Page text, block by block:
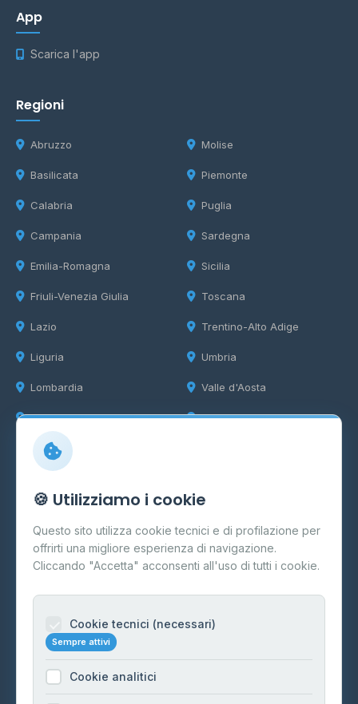
App
Scarica l'app
Regioni
Abruzzo
Basilicata
Calabria
Campania
Emilia-Romagna
Friuli-Venezia Giulia
Lazio
Liguria
Lombardia
Marche
Molise
Piemonte
Puglia
Sardegna
Sicilia
Toscana
Trentino-Alto Adige
Umbria
Valle d'Aosta
Veneto
Info
Cos'è il GPL
FAQ
Contatti
Informazioni legali
Cookie Policy
🍪 Utilizziamo i cookie
Questo sito utilizza cookie tecnici e di profilazione per
offrirti una migliore esperienza di navigazione.
Cliccando "Accetta" acconsenti all'uso di tutti i cookie.
Cookie tecnici (necessari)
Sempre attivi
Cookie analitici